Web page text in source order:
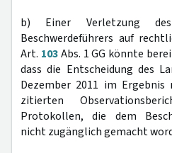
b) Einer Verletzung
Beschwerdeführers auf
Art. 103Abs. 1 GG könnte
dass die Entscheidung des
Dezember 2011 im
zitierten
Protokollen, die dem
nicht zugänglich gemacht